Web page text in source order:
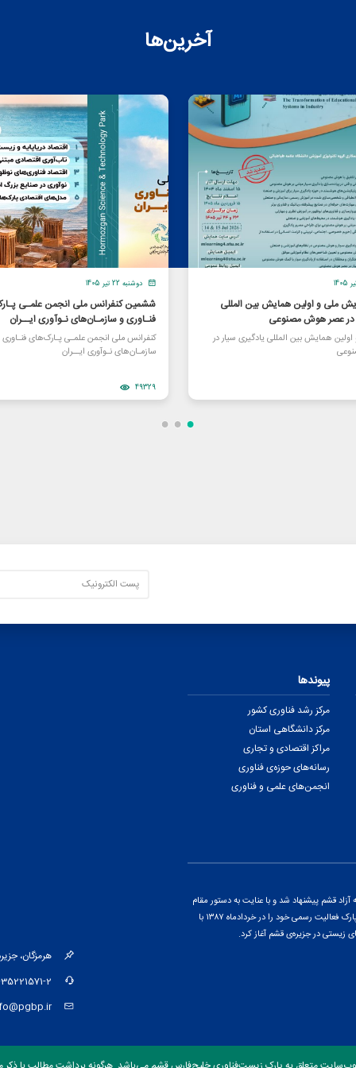
آخرین‌ها
ملی و اولین همایش بین المللی
در عصر هوش مصنوعی
همایش بین المللی یادگیری سیار در
دوشنبه 22 تیر 1405
ششمین کنفرانس ملی انجمن علمـی
فنـاوری و سازمـان‌های نـوآوری ایــران
کنفرانس ملی انجمن علمـی پـارک‌های
سازمـان‌های نـوآوری ایــران
49329
پیوندها
مرکز رشد فناوری کشور
مرکز دانشگاهی استان
مراکز اقتصادی و تجاری
رسانه‌های حوزه‌ی فناوری
انجمن‌های علمی و فناوری
قشم پیشنهاد شد و با عنایت به دستور مقام
معظم رهبری و پس از ارائه‌ی گزارشی از پتانسیل‌های منطقه، این پارک فعالیت رسمی خود را در خردادماه ۱۳۸۷ با
زیستی در جزیره‌ی قشم آغاز کرد.
هرمزگان، جزیره‌ی قشم، کیلومتر ۱۵
2